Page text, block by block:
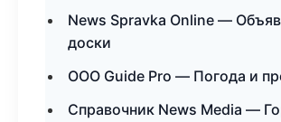
News Spravka Online —
доски
ООО Guide Pro — Погода и
Справочник News Media —